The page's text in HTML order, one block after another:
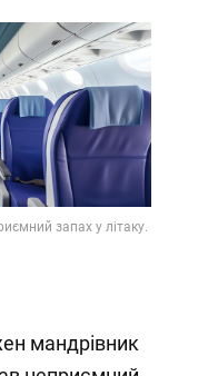
запах у літаку.
мандрівник